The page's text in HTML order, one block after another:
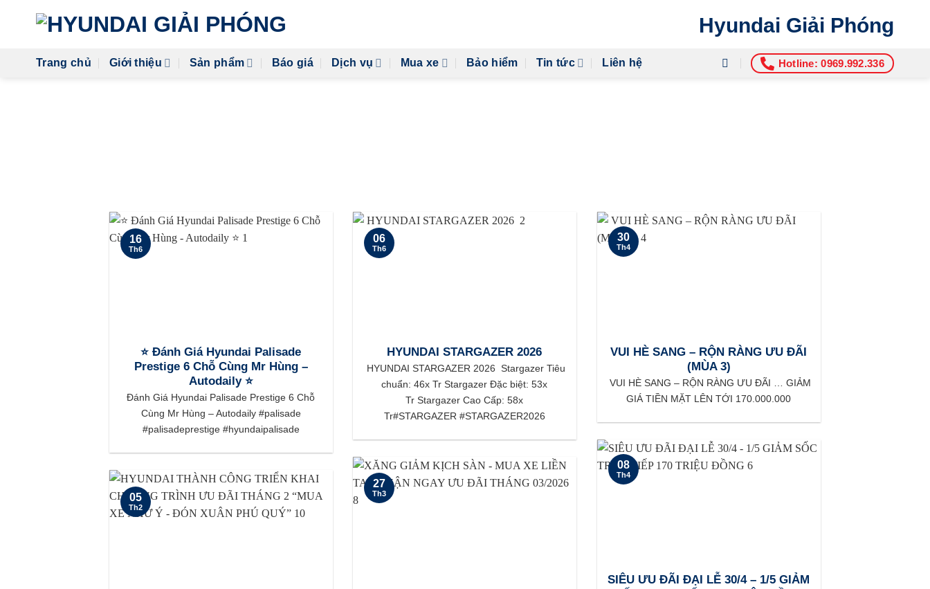
Hyundai Giải Phóng
Trang chủ Giới thiệu Sản phẩm Báo giá Dịch vụ Mua xe Bảo hiểm Tin tức Liên hệ Hotline: 0969.992.336
⭐️ Đánh Giá Hyundai Palisade
Prestige 6 Chỗ Cùng Mr Hùng –
Autodaily ⭐️
Đánh Giá Hyundai Palisade Prestige 6 Chỗ
Cùng Mr Hùng – Autodaily #palisade
#palisadeprestige #hyundaipalisade
16
Th6
HYUNDAI STARGAZER 2026
HYUNDAI STARGAZER 2026 Stargazer Tiêu
chuẩn: 46x Tr Stargazer Đặc biệt: 53x
Tr Stargazer Cao Cấp: 58x
Tr#STARGAZER #STARGAZER2026
06
Th6
VUI HÈ SANG – RỘN RÀNG ƯU ĐÃI
(MÙA 3)
VUI HÈ SANG – RỘN RÀNG ƯU ĐÃI … GIẢM
GIÁ TIỀN MẶT LÊN TỚI 170.000.000
30
Th4
SIÊU ƯU ĐÃI ĐẠI LỄ 30/4 – 1/5 GIẢM
08
Th4
27
Th3
05
Th2